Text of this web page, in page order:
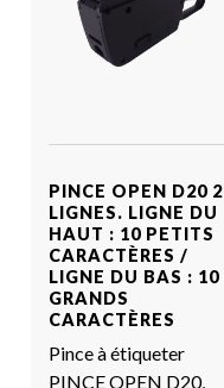
PINCE OPEN D20 2
LIGNES. LIGNE DU
HAUT : 10 PETITS
CARACTÈRES /
LIGNE DU BAS : 10
GRANDS
CARACTÈRES
Pince à étiqueter
PINCE OPEN D20,